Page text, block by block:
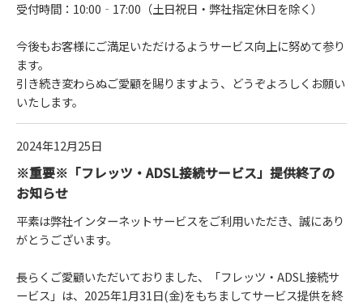
受付時間：10:00‐17:00（土日祝日・弊社指定休日を除く）
今後もお客様にご満足いただけるようサービス向上に努めて参り
ます。
引き続き変わらぬご愛顧を賜りますよう、どうぞよろしくお願い
いたします。
2024年12月25日
※重要※「フレッツ・ADSL接続サービス」提供終了の
お知らせ
平素は弊社インターネットサービスをご利用いただき、誠にあり
がとうございます。
長らくご愛顧いただいておりました、「フレッツ・ADSL接続サ
ービス」は、2025年1月31日(金)をもちましてサービス提供を終